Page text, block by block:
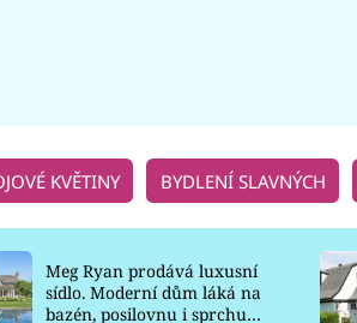
KVĚTINY BYDLENÍ SLAVNÝCH
Meg Ryan prodává luxusní
sídlo. Moderní dům láká na
bazén, posilovnu i sprchu